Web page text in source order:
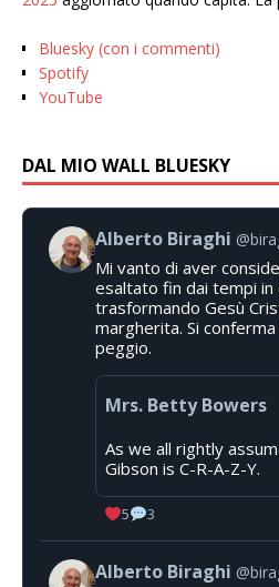
Bluesky (con i commenti)
Spotify
YouTube
DAL MIO WALL BLUESKY
Alberto Biraghi
Mi vanto di aver
esaltato fin dai tempi in
trasformando Gesù
margherita. Si
peggio.
Mrs. Betty Bowers
As we all rightly
Gibson is C-R-A-Z-Y.
5 3
Alberto Biraghi